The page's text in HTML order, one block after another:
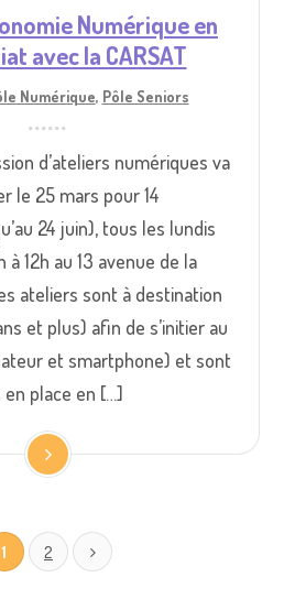
Numérique en
avec la CARSAT
Numérique, Pôle Seniors
d’ateliers numériques va
le 25 mars pour 14
24 juin), tous les lundis
à 12h au 13 avenue de la
ateliers sont à destination
et plus) afin de s’initier au
et smartphone) et sont
en place en […]
1 2